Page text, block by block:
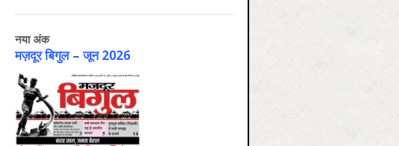
नया अंक
मज़दूर बिगुल – जून 2026